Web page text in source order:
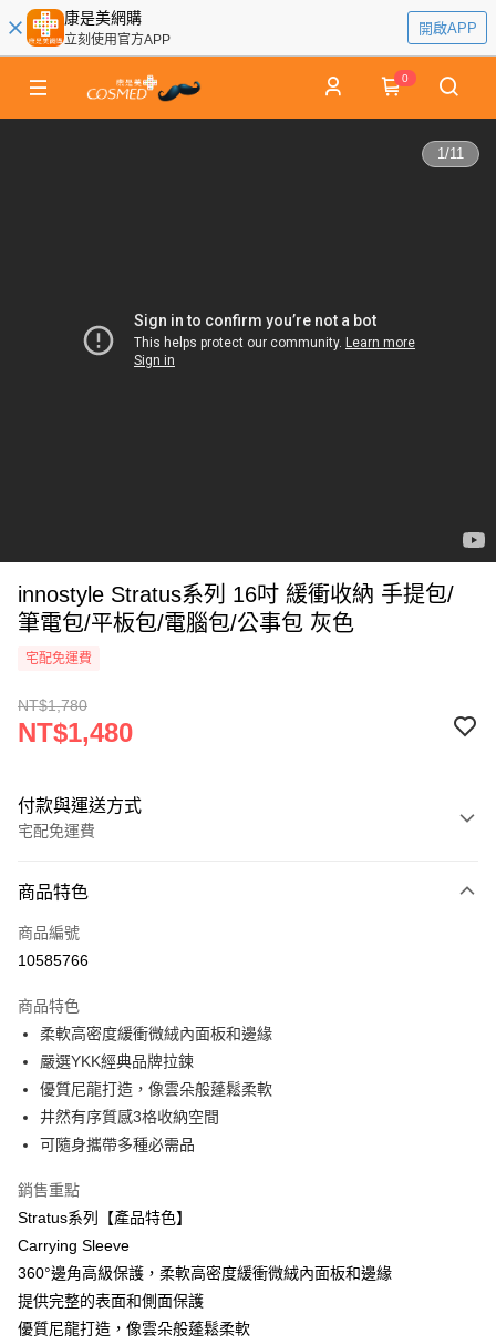
康是美網購
立刻使用官方APP
開啟APP
0
1/11
innostyle Stratus系列 16吋 緩衝收納 手提包/
筆電包/平板包/電腦包/公事包 灰色
宅配免運費
NT$1,780
NT$1,480
付款與運送方式
宅配免運費
icash Pay
信用卡一次付款
3 期 0 利率 每期 NT$493
合作金庫商業銀行
華南商業銀行
彰化商業銀行
國泰世華商業銀行
臺灣中小企業銀行
聯邦商業銀行
元大商業銀行
玉山商業銀行
台新國際商業銀行
中國信託商業銀行
台灣樂天信用卡公司
6 期 0 利率 每期NT$246
合作金庫商業銀行
第一商業銀行
華南商業銀行
上海商業儲蓄銀行
臺灣中小企業銀行
匯豐（台灣）商業銀行
聯邦商業銀行
元大商業銀行
玉山商業銀行
星展（台灣）商業銀行
台新國際商業銀行
台灣樂天信用卡公司
12 期 0 利率 每期NT$123
合作金庫商業銀行
華南商業銀行
國泰世華商業銀行
臺灣中小企業銀行
匯豐（台灣）商業銀行
聯邦商業銀行
遠東國際商業銀行
元大商業銀行
永豐商業銀行
玉山商業銀行
台新國際商業銀行
數位禮券
Apple Pay
街口支付
悠遊付
Google Pay
商品特色
商品編號
10585766
商品特色
柔軟高密度緩衝微絨內面板和邊緣
嚴選YKK經典品牌拉鍊
優質尼龍打造，像雲朵般蓬鬆柔軟
井然有序質感3格收納空間
可隨身攜帶多種必需品
銷售重點
Stratus系列【產品特色】
Carrying Sleeve
360°邊角高級保護，柔軟高密度緩衝微絨內面板和邊緣
提供完整的表面和側面保護
優質尼龍打造，像雲朵般蓬鬆柔軟